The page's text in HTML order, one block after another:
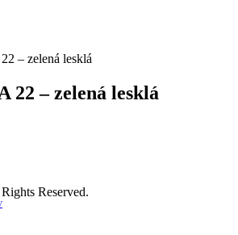
– zelená lesklá
22 – zelená lesklá
Reserved.